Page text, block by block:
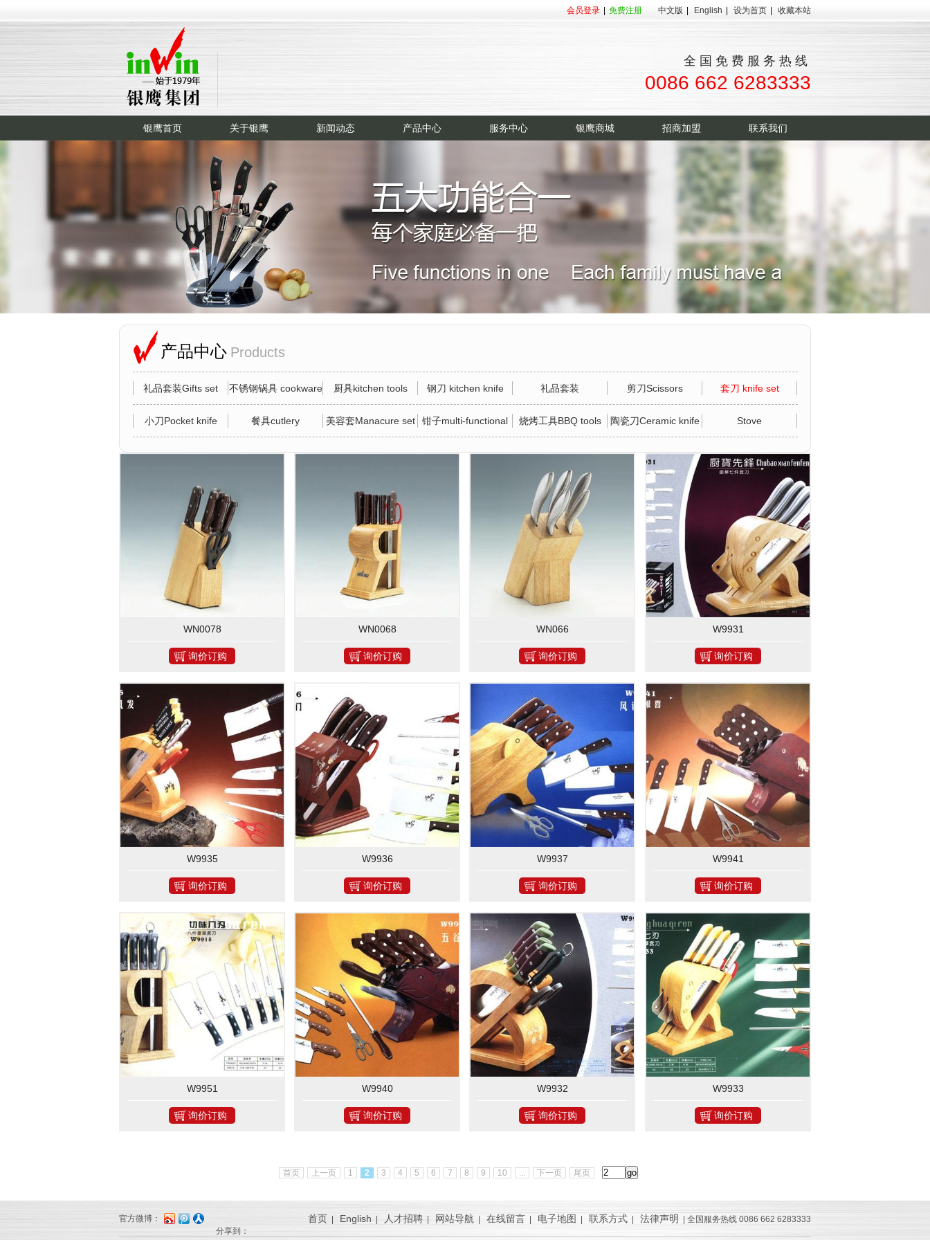
会员登录 免费注册 中文版 English 设为首页 收藏本站
全国免费服务热线
0086 662 6283333
银鹰首页 关于银鹰 新闻动态 产品中心 服务中心 银鹰商城 招商加盟 联系我们
产品中心 Products
礼品套装Gifts set 不锈钢锅具 cookware 厨具kitchen tools 钢刀 kitchen knife 礼品套装 剪刀Scissors 套刀 knife set
小刀Pocket knife 餐具cutlery 美容套Manacure set 钳子multi-functional
tool
烧烤工具BBQ tools 陶瓷刀Ceramic knife Stove
WN0078
询价订购
WN0068
询价订购
WN066
询价订购
W9931
询价订购
W9935
询价订购
W9936
询价订购
W9937
询价订购
W9941
询价订购
W9951
询价订购
W9940
询价订购
W9932
询价订购
W9933
询价订购
首页 上一页 1 2 3 4 5 6 7 8 9 10 ... 下一页 尾页
官方微博：
分享到：
首页 English 人才招聘 | 网站导航 在线留言 电子地图 联系方式 法律声明 | 全国服务热线 0086 662 6283333